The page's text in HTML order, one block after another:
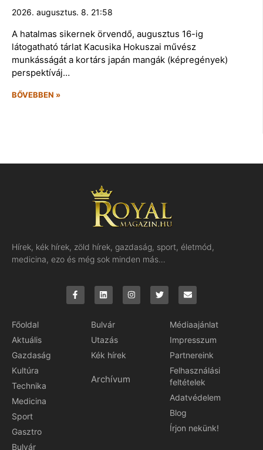
2026. augusztus. 8. 21:58
A hatalmas sikernek örvendő, augusztus 16-ig
látogatható tárlat Kacusika Hokuszai művész
munkásságát a kortárs japán mangák (képregények)
perspektíváj…
BŐVEBBEN »
Hírek, kék hírek, zöld hírek, gazdaság, sport, életmód,
medicina, ezo és még sok minden más…
Főoldal
Aktuális
Gazdaság
Kultúra
Technika
Medicina
Sport
Gasztro
Bulvár
Bulvár
Utazás
Kék hírek
Archívum
Médiaajánlat
Impresszum
Partnereink
Felhasználási
feltételek
Adatvédelem
Blog
Írjon nekünk!